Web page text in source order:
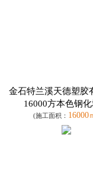
金石特兰溪天德塑胶
16000方本色钢
(施工面积： 16000